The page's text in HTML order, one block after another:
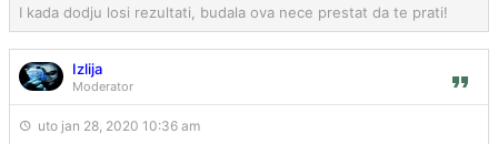
I kada dodju losi rezultati, budala ova nece prestat da te prati!
Izlija
Moderator
uto jan 28, 2020 10:36 am